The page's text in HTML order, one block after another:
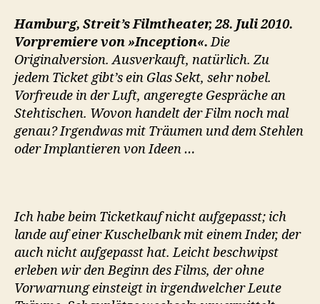
Hamburg, Streit’s Filmtheater, 28. Juli 2010.
Vorpremiere von »Inception«.Die
Originalversion. Ausverkauft, natürlich. Zu
jedem Ticket gibt’s ein Glas Sekt, sehr nobel.
Vorfreude in der Luft, angeregte Gespräche an
Stehtischen. Wovon handelt der Film noch mal
genau? Irgendwas mit Träumen und dem Stehlen
oder Implantieren von Ideen …
Ich habe beim Ticketkauf nicht aufgepasst; ich
lande auf einer Kuschelbank mit einem Inder, der
auch nicht aufgepasst hat. Leicht beschwipst
erleben wir den Beginn des Films, der ohne
Vorwarnung einsteigt in irgendwelcher Leute